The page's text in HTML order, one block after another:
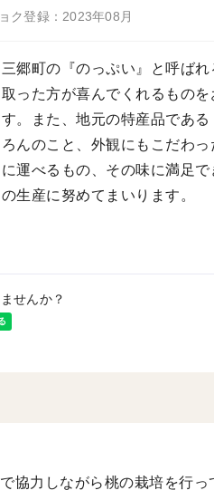
ク登録：2023年08月
郷町の『のっぷい』と呼ば
った方が喜んでくれるもの
。また、地元の特産品であ
んのこと、外観にもこだわ
運べるもの、その味に満足
生産に努めてまいります。
せんか？
協力しながら桃の栽培を行っ